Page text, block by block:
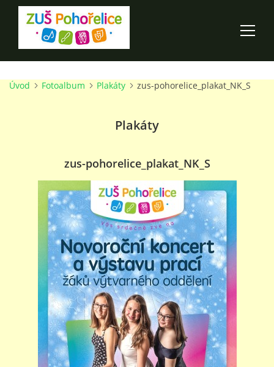
ÚVOD
100 LET ZUŠ POHOŘELICE
AKCE ŠKOLY
O ŠKOLE
PRO RODIČE
TALENTOVÉ ZKOUŠKY
STUDIJNÍ OBORY
GALERIE
Úvod Fotoalbum Plakáty zus-pohorelice_plakat_NK_S
Plakáty
zus-pohorelice_plakat_NK_S